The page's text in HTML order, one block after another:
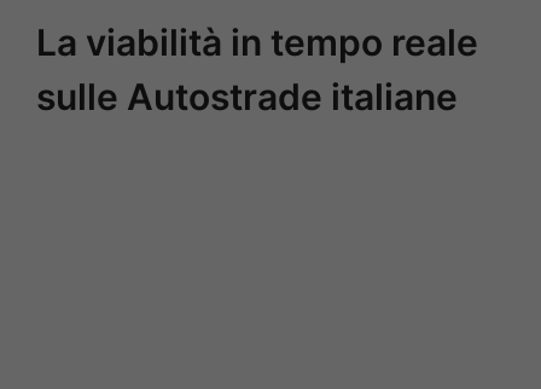
La viabilità in tempo reale
sulle Autostrade italiane